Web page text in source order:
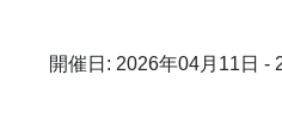
開催日: 2026年04月11日 -